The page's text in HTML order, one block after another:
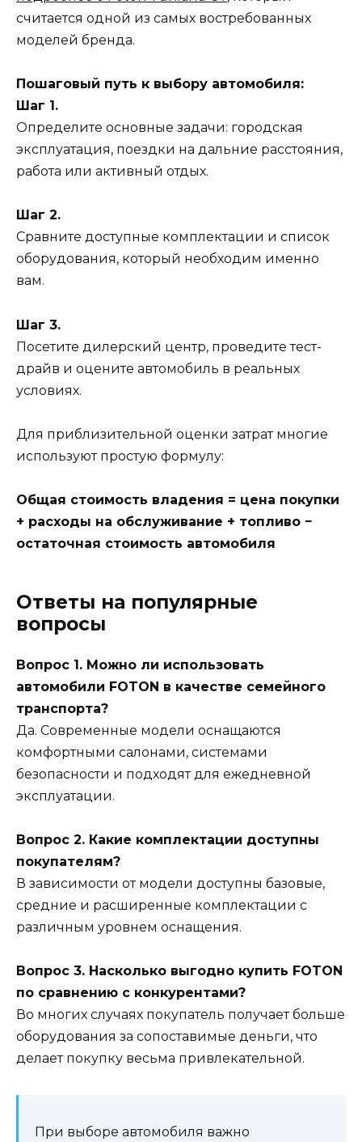
считается одной из самых востребованных
моделей бренда.
Пошаговый путь к выбору автомобиля:
Шаг 1.
Определите основные задачи: городская
эксплуатация, поездки на дальние расстояния,
работа или активный отдых.
Шаг 2.
Сравните доступные комплектации и список
оборудования, который необходим именно
вам.
Шаг 3.
Посетите дилерский центр, проведите тест-
драйв и оцените автомобиль в реальных
условиях.
Для приблизительной оценки затрат многие
используют простую формулу:
Общая стоимость владения = цена покупки
+ расходы на обслуживание + топливо −
остаточная стоимость автомобиля
Ответы на популярные
вопросы
Вопрос 1. Можно ли использовать
автомобили FOTON в качестве семейного
транспорта?
Да. Современные модели оснащаются
комфортными салонами, системами
безопасности и подходят для ежедневной
эксплуатации.
Вопрос 2. Какие комплектации доступны
покупателям?
В зависимости от модели доступны базовые,
средние и расширенные комплектации с
различным уровнем оснащения.
Вопрос 3. Насколько выгодно купить FOTON
по сравнению с конкурентами?
Во многих случаях покупатель получает больше
оборудования за сопоставимые деньги, что
делает покупку весьма привлекательной.
При выборе автомобиля важно